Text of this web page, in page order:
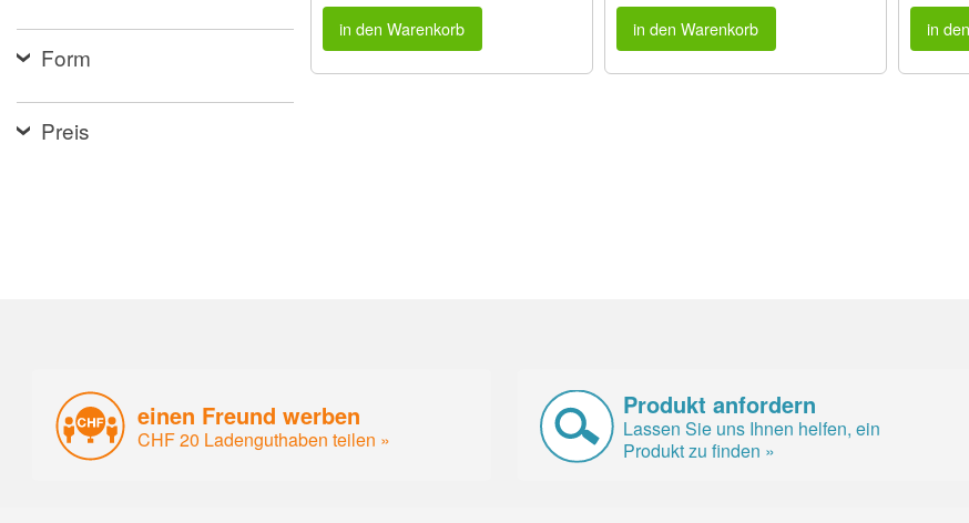
Form
Preis
in den Warenkorb in den Warenkorb in
einen Freund werben
CHF 20 Ladenguthaben teilen »
Produkt anfordern
Lassen Sie uns Ihnen helfen, ein
Produkt zu finden »